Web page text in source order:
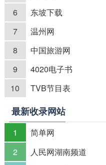
6
东坡下载
7
温州网
8
中国旅游网
9
4020电子书
10
TVB节目表
最新收录网站
1
简单网
2
人民网湖南频道